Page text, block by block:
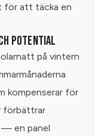
för att täcka en
POTENTIAL
på vintern
kompenserar för
förbättrar
— en panel